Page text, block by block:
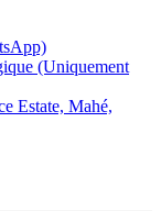
(Uniquement
Estate, Mahé,